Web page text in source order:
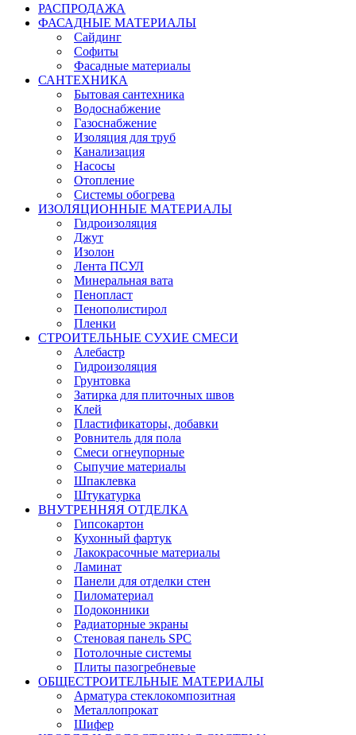
РАСПРОДАЖА
ФАСАДНЫЕ МАТЕРИАЛЫ
Сайдинг
Софиты
Фасадные материалы
САНТЕХНИКА
Бытовая сантехника
Водоснабжение
Газоснабжение
Изоляция для труб
Канализация
Насосы
Отопление
Системы обогрева
ИЗОЛЯЦИОННЫЕ МАТЕРИАЛЫ
Гидроизоляция
Джут
Изолон
Лента ПСУЛ
Минеральная вата
Пенопласт
Пенополистирол
Пленки
СТРОИТЕЛЬНЫЕ СУХИЕ СМЕСИ
Алебастр
Гидроизоляция
Грунтовка
Затирка для плиточных швов
Клей
Пластификаторы, добавки
Ровнитель для пола
Смеси огнеупорные
Сыпучие материалы
Шпаклевка
Штукатурка
ВНУТРЕННЯЯ ОТДЕЛКА
Гипсокартон
Кухонный фартук
Лакокрасочные материалы
Ламинат
Панели для отделки стен
Пиломатериал
Подоконники
Радиаторные экраны
Стеновая панель SPC
Потолочные системы
Плиты пазогребневые
ОБЩЕСТРОИТЕЛЬНЫЕ МАТЕРИАЛЫ
Арматура стеклокомпозитная
Металлопрокат
Шифер